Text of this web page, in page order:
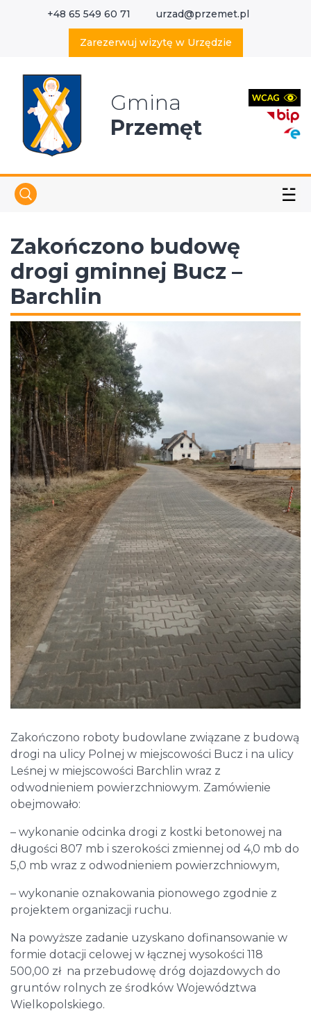
+48 65 549 60 71 urzad@przemet.pl
Zarezerwuj wizytę w Urzędzie
Gmina
Przemęt
☱
Zakończono budowę
drogi gminnej Bucz –
Barchlin
Zakończono roboty budowlane związane z budową
drogi na ulicy Polnej w miejscowości Bucz i na ulicy
Leśnej w miejscowości Barchlin wraz z
odwodnieniem powierzchniowym. Zamówienie
obejmowało:
– wykonanie odcinka drogi z kostki betonowej na
długości 807 mb i szerokości zmiennej od 4,0 mb do
5,0 mb wraz z odwodnieniem powierzchniowym,
– wykonanie oznakowania pionowego zgodnie z
projektem organizacji ruchu.
Na powyższe zadanie uzyskano dofinansowanie w
formie dotacji celowej w łącznej wysokości 118
500,00 zł na przebudowę dróg dojazdowych do
gruntów rolnych ze środków Województwa
Wielkopolskiego.
Wyszukaj w serwisie